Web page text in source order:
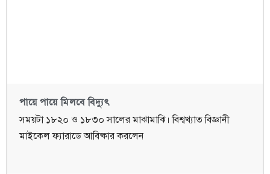
পায়ে পায়ে মিলবে বিদ্যুৎ
সময়টা ১৮২০ ও ১৮৩০ সালের মাঝামাঝি। বিশ্বখ্যাত বিজ্ঞানী
মাইকেল ফ্যারাডে আবিষ্কার করলেন